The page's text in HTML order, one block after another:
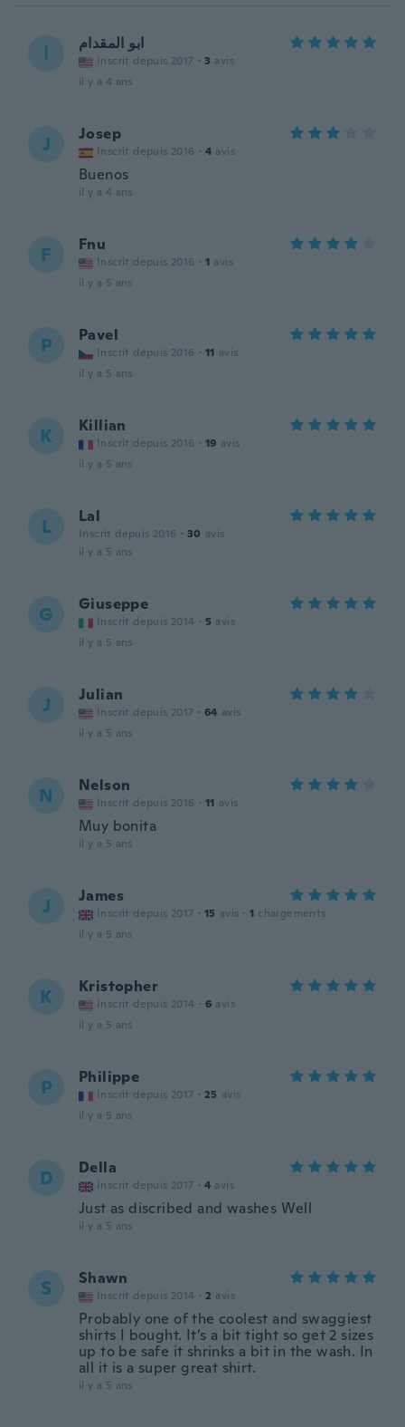
ا ابو المقدام
Inscrit depuis 2017 · 3 avis
il y a 4 ans
J Josep
Inscrit depuis 2016 · 4 avis
Buenos
il y a 4 ans
F Fnu
Inscrit depuis 2016 · 1 avis
il y a 5 ans
P Pavel
Inscrit depuis 2016 · 11 avis
il y a 5 ans
K Killian
Inscrit depuis 2016 · 19 avis
il y a 5 ans
L Lal
Inscrit depuis 2016 · 30 avis
il y a 5 ans
G Giuseppe
Inscrit depuis 2014 · 5 avis
il y a 5 ans
J Julian
Inscrit depuis 2017 · 64 avis
il y a 5 ans
N Nelson
Inscrit depuis 2016 · 11 avis
Muy bonita
il y a 5 ans
J James
Inscrit depuis 2017 · 15 avis · 1 chargements
il y a 5 ans
K Kristopher
Inscrit depuis 2014 · 6 avis
il y a 5 ans
P Philippe
Inscrit depuis 2017 · 25 avis
il y a 5 ans
D Della
Inscrit depuis 2017 · 4 avis
Just as discribed and washes Well
il y a 5 ans
S Shawn
Inscrit depuis 2014 · 2 avis
Probably one of the coolest and swaggiest
shirts I bought. It’s a bit tight so get 2 sizes
up to be safe it shrinks a bit in the wash. In
all it is a super great shirt.
il y a 5 ans